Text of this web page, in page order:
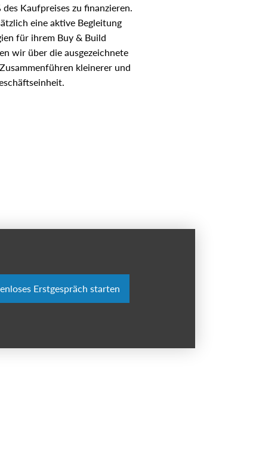
Kaufpreises zu finanzieren.
eine aktive Begleitung
für ihrem Buy & Build
wir über die ausgezeichnete
kleinerer und
Erstgespräch starten